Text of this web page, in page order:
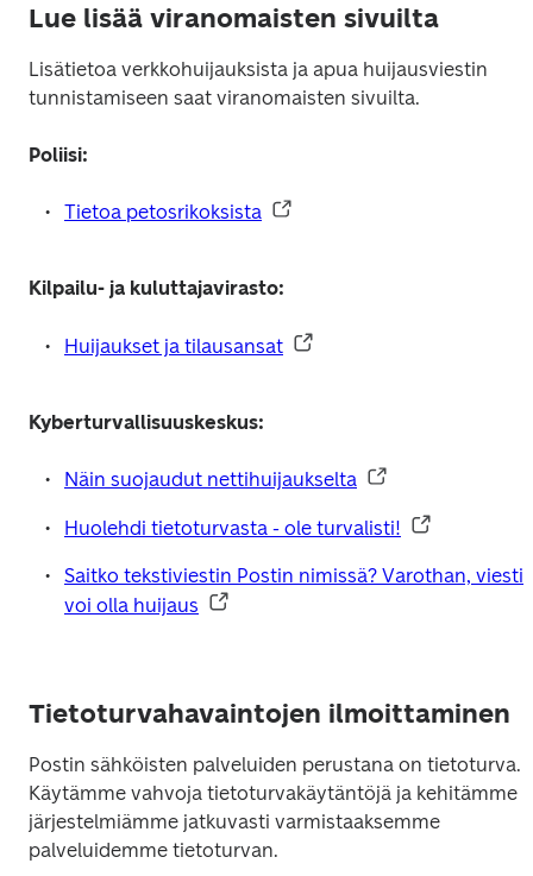
Lue lisää viranomaisten sivuilta
Lisätietoa verkkohuijauksista ja apua huijausviestin
tunnistamiseen saat viranomaisten sivuilta.
Poliisi:
Tietoa petosrikoksista
Kilpailu- ja kuluttajavirasto:
Huijaukset ja tilausansat
Kyberturvallisuuskeskus:
Näin suojaudut nettihuijaukselta
Huolehdi tietoturvasta - ole turvalisti!
Saitko tekstiviestin Postin nimissä? Varothan, viesti
voi olla huijaus
Tietoturva­havaintojen ilmoit­taminen
Postin sähköisten palveluiden perustana on tietoturva.
Käytämme vahvoja tietoturvakäytäntöjä ja kehitämme
järjestelmiämme jatkuvasti varmistaaksemme
palveluidemme tietoturvan.